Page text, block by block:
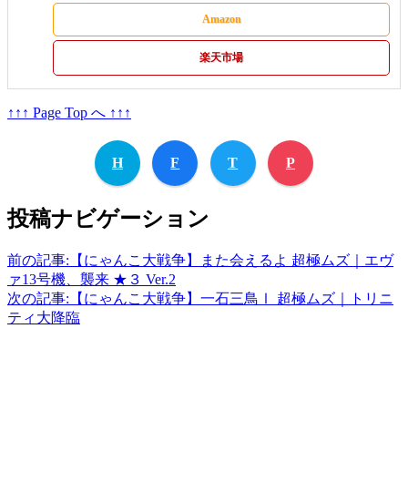
Amazon
楽天市場
↑↑↑ Page Top へ ↑↑↑
H F T P
投稿ナビゲーション
前の記事: 【にゃんこ大戦争】また会えるよ 超極ムズ｜エヴ
ァ13号機、襲来 ★３ Ver.2
次の記事: 【にゃんこ大戦争】一石三鳥Ⅰ 超極ムズ｜トリニ
ティ大降臨